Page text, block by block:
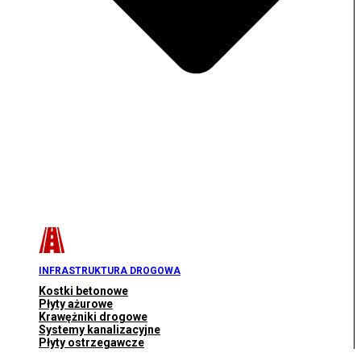
INFRASTRUKTURA DROGOWA
Kostki betonowe
Płyty ażurowe
Krawężniki drogowe
Systemy kanalizacyjne
Płyty ostrzegawcze